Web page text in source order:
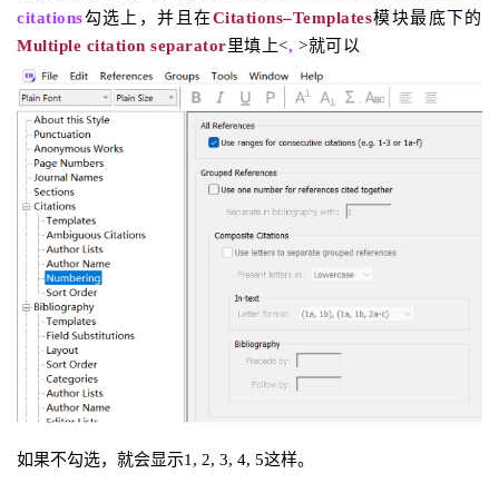
citations勾选上，并且在Citations–Templates模块最底下的
Multiple citation separator里填上<, >就可以
如果不勾选，就会显示1, 2, 3, 4, 5这样。